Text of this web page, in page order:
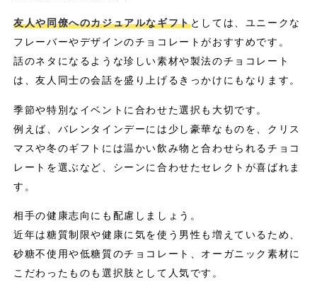
友人や同僚へのカジュアルなギフトとしては、ユニークな
フレーバーやデザインのチョコレートがおすすめです。
話のネタになるような珍しい素材や製法のチョコレート
は、友人同士の会話を盛り上げるきっかけにもなります。
季節や特別なイベントに合わせた選択も大切です。
例えば、バレンタインデーには少し豪華なものを、クリス
マスや冬のギフトには温かい飲み物と合わせられるチョコ
レートを選ぶなど、シーンに合わせたセレクトが喜ばれま
す。
相手の健康志向にも配慮しましょう。
近年は糖質制限や健康に気を使う男性も増えているため、
砂糖不使用や低糖質のチョコレート、オーガニック素材に
こだわったものも選択肢として人気です。